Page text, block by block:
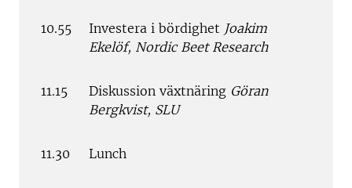
10.55 Investera i bördighet Joakim
Ekelöf, Nordic Beet Research
11.15 Diskussion växtnäring Göran
Bergkvist, SLU
11.30 Lunch